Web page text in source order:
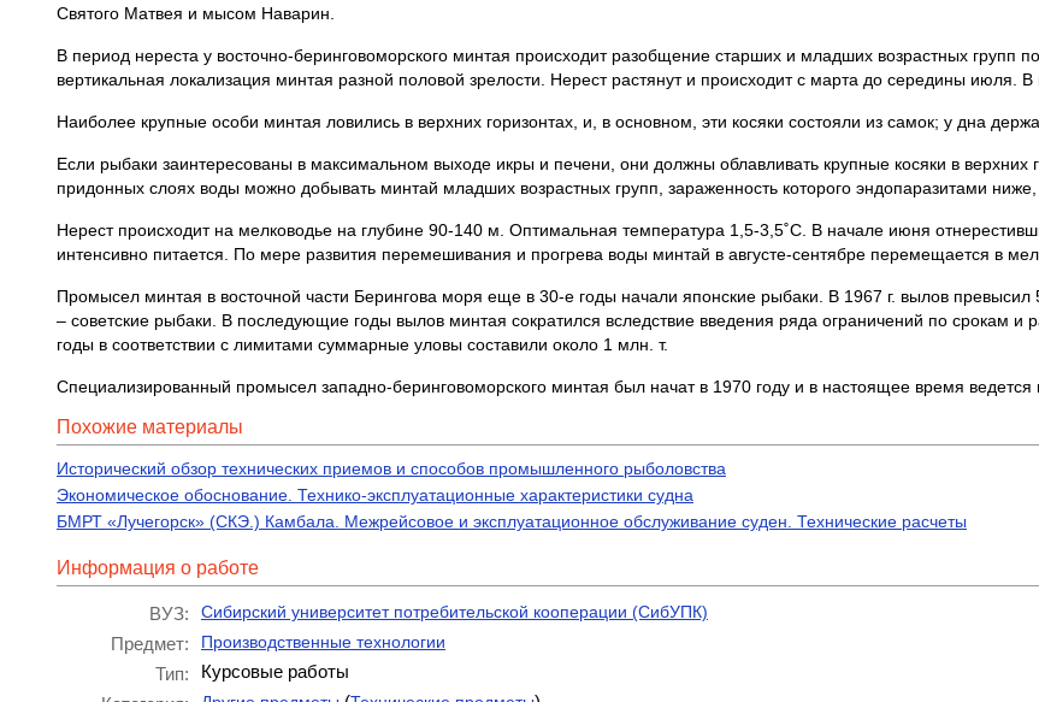
Святого Матвея и мысом Наварин.
В период нереста у восточно-беринговоморского минтая происходит разобщение старших и младших возрастных групп
вертикальная локализация минтая разной половой зрелости. Нерест растянут и происходит с марта до середины июля. В
Наиболее крупные особи минтая ловились в верхних горизонтах, и, в основном, эти косяки состояли из самок; у дна
Если рыбаки заинтересованы в максимальном выходе икры и печени, они должны облавливать крупные косяки в
придонных слоях воды можно добывать минтай младших возрастных групп, зараженность которого эндопаразитами
Нерест происходит на мелководье на глубине 90-140 м. Оптимальная температура 1,5-3,5˚С. В начале июня
интенсивно питается. По мере развития перемешивания и прогрева воды минтай в августе-сентябре перемещается в
Промысел минтая в восточной части Берингова моря еще в 30-е годы начали японские рыбаки. В 1967 г. вылов превысил
– советские рыбаки. В последующие годы вылов минтая сократился вследствие введения ряда ограничений по срокам
годы в соответствии с лимитами суммарные уловы составили около 1 млн. т.
Специализированный промысел западно-беринговоморского минтая был начат в 1970 году и в настоящее время ведется
Похожие материалы
Исторический обзор технических приемов и способов промышленного рыболовства
Экономическое обоснование. Технико-эксплуатационные характеристики судна
БМРТ «Лучегорск» (СКЭ.) Камбала. Межрейсовое и эксплуатационное обслуживание суден. Технические расчеты
Информация о работе
ВУЗ: Сибирский университет потребительской кооперации (СибУПК)
Предмет: Производственные технологии
Тип:
Курсовые работы